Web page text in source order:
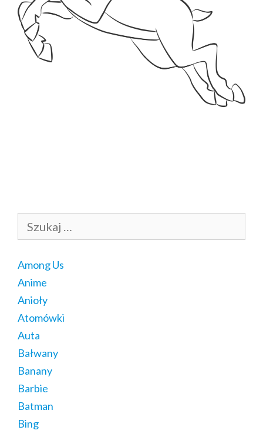
Among Us
Anime
Anioły
Atomówki
Auta
Bałwany
Banany
Barbie
Batman
Bing